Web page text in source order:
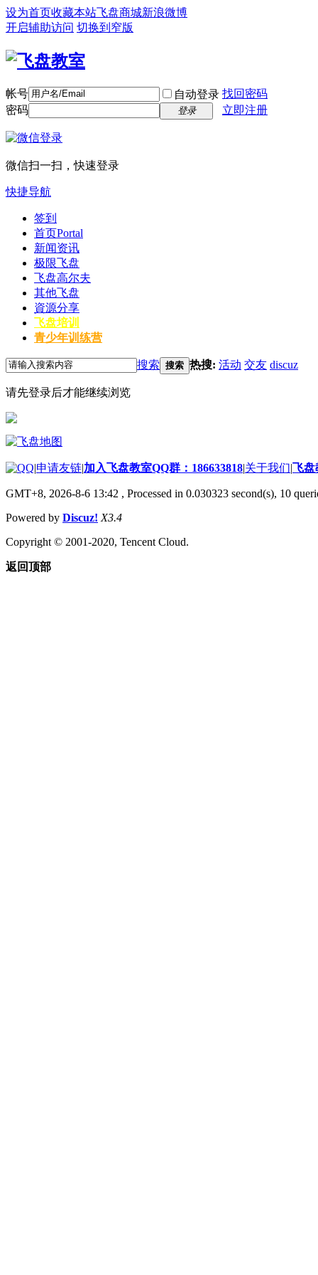
设为首页收藏本站飞盘商城新浪微博
开启辅助访问 切换到窄版
帐号 自动登录 找回密码
密码
登录 立即注册
微信扫一扫，快速登录
快捷导航
签到
首页Portal
新闻资讯
极限飞盘
飞盘高尔夫
其他飞盘
資源分享
飞盘培训
青少年训练营
搜索 搜索 热搜: 活动 交友 discuz
请先登录后才能继续浏览
|申请友链|加入飞盘教室QQ群：186633818|关于我们|飞盘
GMT+8, 2026-8-6 13:42 , Processed in 0.030323 second(s), 10
Powered by Discuz! X3.4
Copyright © 2001-2020, Tencent Cloud.
返回顶部